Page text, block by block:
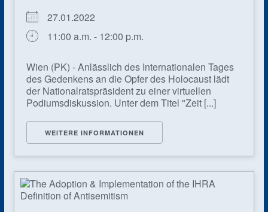
27.01.2022
11:00 a.m. - 12:00 p.m.
Wien (PK) - Anlässlich des Internationalen Tages
des Gedenkens an die Opfer des Holocaust lädt
der Nationalratspräsident zu einer virtuellen
Podiumsdiskussion. Unter dem Titel "Zeit [...]
WEITERE INFORMATIONEN